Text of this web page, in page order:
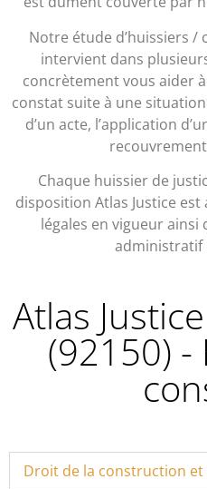
Notre étude d’huissiers /
intervient dans
concrètement vous aider
constat suite à une
d’un acte, l’application
Chaque huissier de
disposition Atlas Justice
légales en vigueur
administratif
Atlas
(92150) -
Droit de la construction